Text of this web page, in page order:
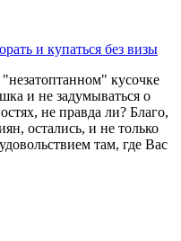
и купаться без визы
"незатоптанном" кусочке
и не задумываться о
не правда ли? Благо,
остались, и не только
там, где Вас